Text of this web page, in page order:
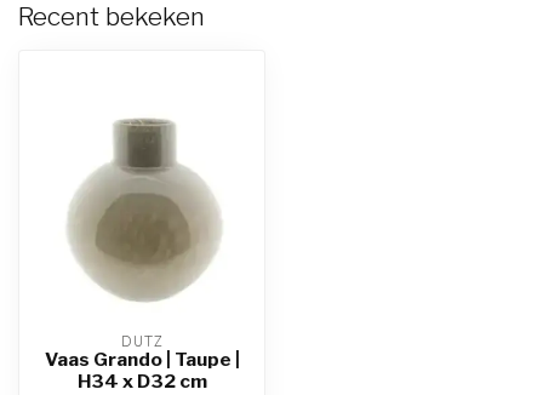
Recent bekeken
DUTZ
Vaas Grando | Taupe |
H34 x D32 cm